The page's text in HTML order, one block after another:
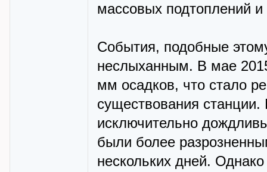
массовых подтоплений
События, подобные
неслыханным. В мае
мм осадков, что стало
существования
исключительно
были более
нескольких дней.